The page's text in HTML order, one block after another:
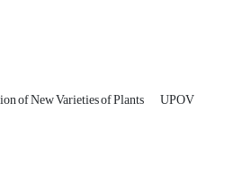
of New Varieties of Plants UPOV